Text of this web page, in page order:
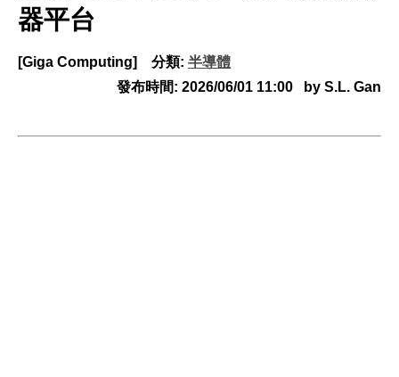
器平台
[Giga Computing] 分類: 半導體
發布時間: 2026/06/01 11:00 by S.L. Gan